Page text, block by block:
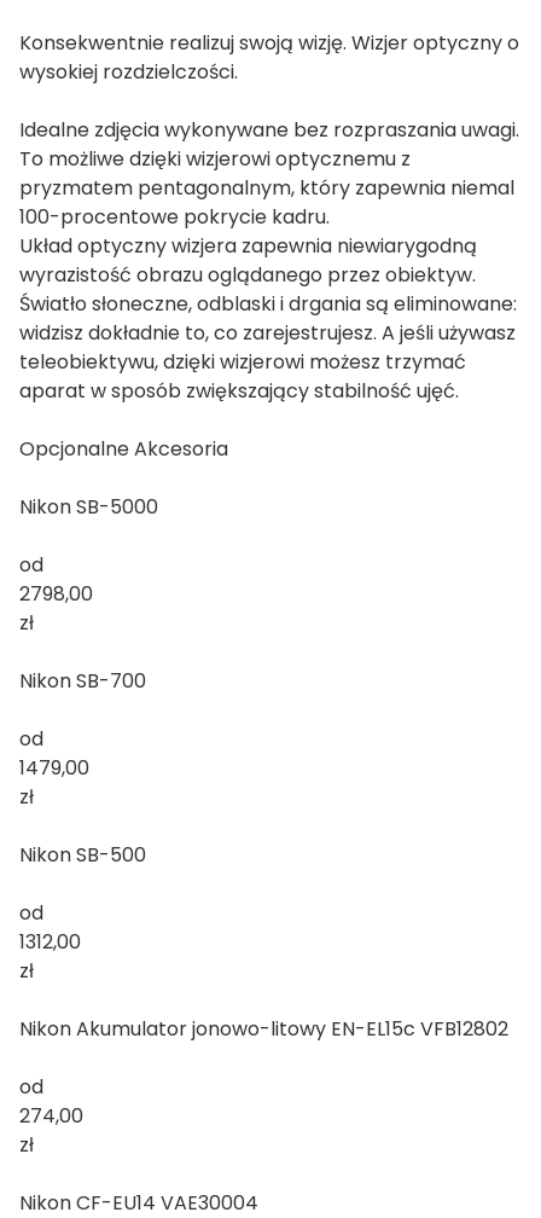
Konsekwentnie realizuj swoją wizję. Wizjer optyczny o
wysokiej rozdzielczości.
Idealne zdjęcia wykonywane bez rozpraszania uwagi.
To możliwe dzięki wizjerowi optycznemu z
pryzmatem pentagonalnym, który zapewnia niemal
100-procentowe pokrycie kadru.
Układ optyczny wizjera zapewnia niewiarygodną
wyrazistość obrazu oglądanego przez obiektyw.
Światło słoneczne, odblaski i drgania są eliminowane:
widzisz dokładnie to, co zarejestrujesz. A jeśli używasz
teleobiektywu, dzięki wizjerowi możesz trzymać
aparat w sposób zwiększający stabilność ujęć.
Opcjonalne Akcesoria
Nikon SB-5000
od
2798,00
zł
Nikon SB-700
od
1479,00
zł
Nikon SB-500
od
1312,00
zł
Nikon Akumulator jonowo-litowy EN-EL15c VFB12802
od
274,00
zł
Nikon CF-EU14 VAE30004